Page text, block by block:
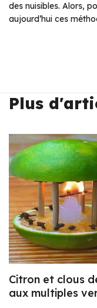
des nuisibles. Alors,
aujourd’hui ces
Plus
Citron et clous
aux multiples